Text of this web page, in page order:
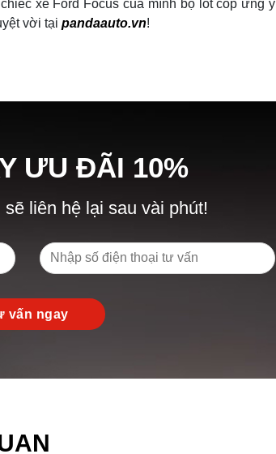
xe Ford Focus của mình bộ lót cốp ưng ý
vời tại pandaauto.vn!
ƯU ĐÃI 10%
liên hệ lại sau vài phút!